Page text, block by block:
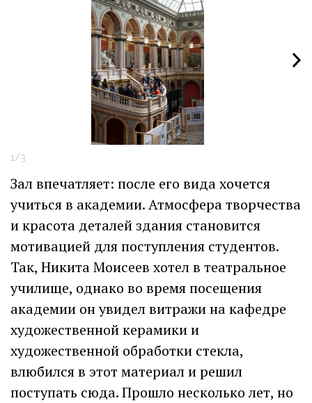
1/3
Зал впечатляет: после его вида хочется
учиться в академии. Атмосфера творчества
и красота деталей здания становится
мотивацией для поступления студентов.
Так, Никита Моисеев хотел в театральное
училище, однако во время посещения
академии он увидел витражи на кафедре
художественной керамики и
художественной обработки стекла,
влюбился в этот материал и решил
поступать сюда. Прошло несколько лет, но